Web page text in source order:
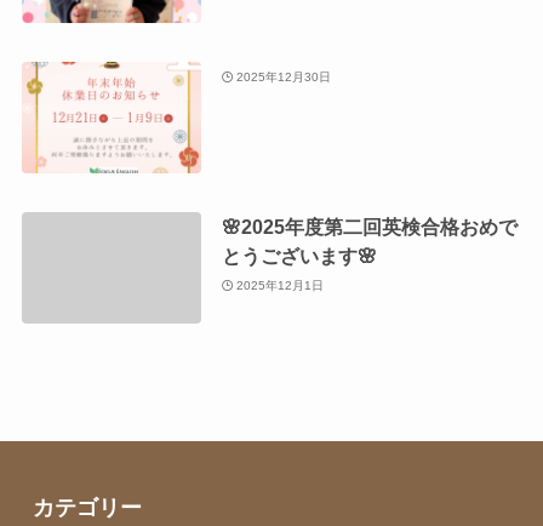
2025年12月30日
🌸2025年度第二回英検合格おめで
とうございます🌸
2025年12月1日
カテゴリー